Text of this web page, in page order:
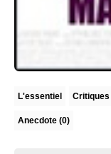
L'essentiel Critiques
Anecdote (0)